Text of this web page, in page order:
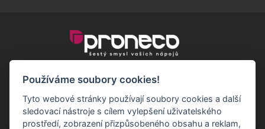
Používáme soubory cookies!
Tyto webové stránky používají soubory cookies a další
sledovací nástroje s cílem vylepšení uživatelského
prostředí, zobrazení přizpůsobeného obsahu a reklam,